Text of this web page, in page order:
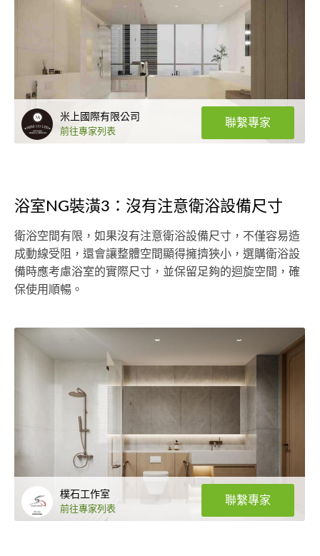
米上國際有限公司
前往專家列表
聯繫專家
浴室NG裝潢3：沒有注意衛浴設備尺寸
衛浴空間有限，如果沒有注意衛浴設備尺寸，不僅容易造
成動線受阻，還會讓整體空間顯得擁擠狹小，選購衛浴設
備時應考慮浴室的實際尺寸，並保留足夠的迴旋空間，確
保使用順暢。
樸石工作室
前往專家列表
聯繫專家